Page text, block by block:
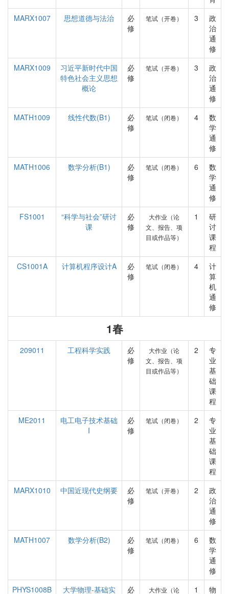
MARX1007
思想道德与法治
必
修
笔试（开卷） 3
政
治
通
修
MARX1009
习近平新时代中国
特色社会主义思想
概论
必
修
笔试（开卷） 3
政
治
通
修
MATH1009
线性代数(B1)
必
修
笔试（闭卷） 4
数
学
通
修
MATH1006
数学分析(B1)
必
修
笔试（闭卷） 6
数
学
通
修
FS1001
“科学与社会”研讨
课
必
修
大作业（论
文、报告、项
目或作品等）
1
研
讨
课
程
CS1001A
计算机程序设计A
必
修
笔试（闭卷） 4
计
算
机
通
修
1春
209011 工程科学实践
必
修
大作业（论
文、报告、项
目或作品等）
2
专
业
基
础
课
程
ME2011
电工电子技术基础
I
必
修
笔试（闭卷） 2
专
业
基
础
课
程
MARX1010
中国近现代史纲要
必
修
笔试（开卷） 2
政
治
通
修
MATH1007
数学分析(B2)
必
修
笔试（闭卷） 6
数
学
通
修
PHYS1008B
大学物理-基础实 必 大作业（论 1 物